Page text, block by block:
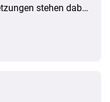
stehen dabei
Ein Überblick